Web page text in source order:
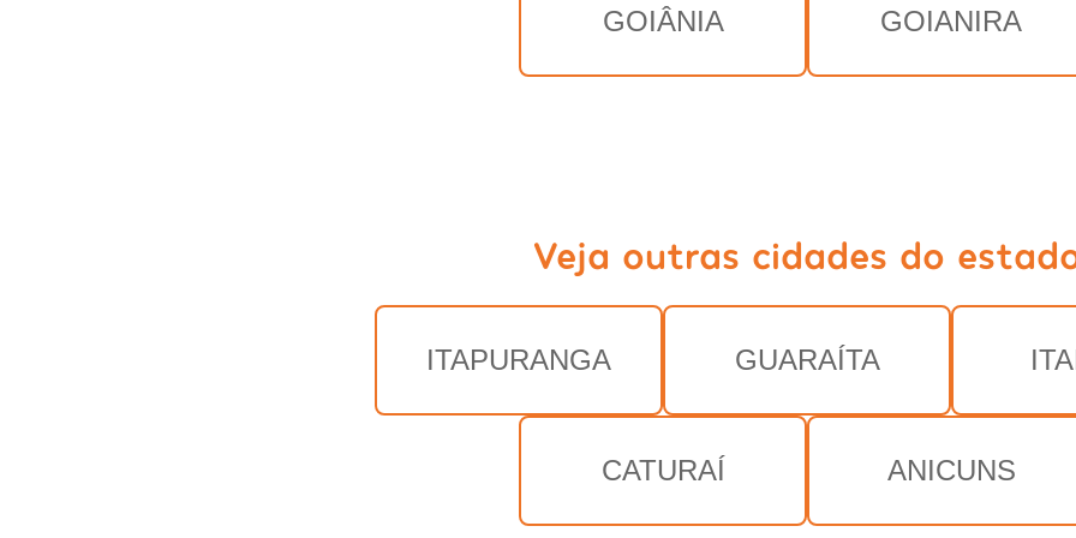
GOIÂNIA GOIANIRA
Veja outras cidades do
ITAPURANGA GUARAÍTA
CATURAÍ ANICUNS